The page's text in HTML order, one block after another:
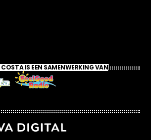
IS EEN SAMENWERKING VAN